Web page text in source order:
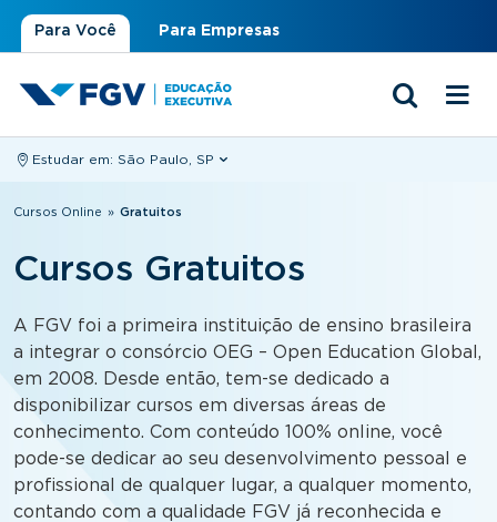
Para Você Para Empresas
Estudar em: São Paulo, SP
Você está aqui
Cursos Online » Gratuitos
Cursos Gratuitos
A FGV foi a primeira instituição de ensino brasileira
a integrar o consórcio OEG – Open Education Global,
em 2008. Desde então, tem-se dedicado a
disponibilizar cursos em diversas áreas de
conhecimento. Com conteúdo 100% online, você
pode-se dedicar ao seu desenvolvimento pessoal e
profissional de qualquer lugar, a qualquer momento,
contando com a qualidade FGV já reconhecida e